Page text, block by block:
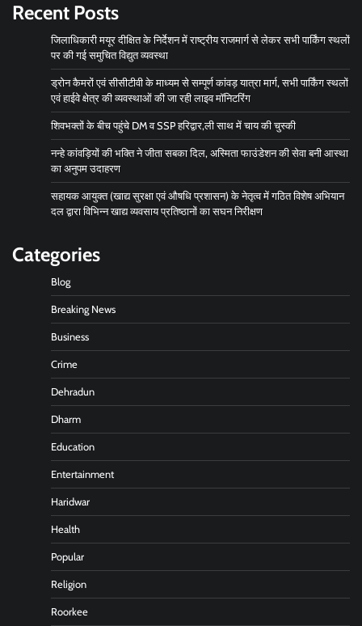
Recent Posts
जिलाधिकारी मयूर दीक्षित के निर्देशन में राष्ट्रीय राजमार्ग से लेकर सभी पार्किंग स्थलों
पर की गई समुचित विद्युत व्यवस्था
ड्रोन कैमरों एवं सीसीटीवी के माध्यम से सम्पूर्ण कांवड़ यात्रा मार्ग, सभी पार्किंग स्थलों
एवं हाईवे क्षेत्र की व्यवस्थाओं की जा रही लाइव मॉनिटरिंग
शिवभक्तों के बीच पहुंचे DM व SSP हरिद्वार,ली साथ में चाय की चुस्की
नन्हे कांवड़ियों की भक्ति ने जीता सबका दिल, अस्मिता फाउंडेशन की सेवा बनी आस्था
का अनुपम उदाहरण
सहायक आयुक्त (खाद्य सुरक्षा एवं औषधि प्रशासन) के नेतृत्व में गठित विशेष अभियान
दल द्वारा विभिन्न खाद्य व्यवसाय प्रतिष्ठानों का सघन निरीक्षण
Categories
Blog
Breaking News
Business
Crime
Dehradun
Dharm
Education
Entertainment
Haridwar
Health
Popular
Religion
Roorkee